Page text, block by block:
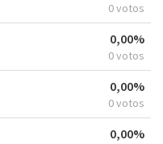
0 votos
0,00%
0 votos
0,00%
0 votos
0,00%